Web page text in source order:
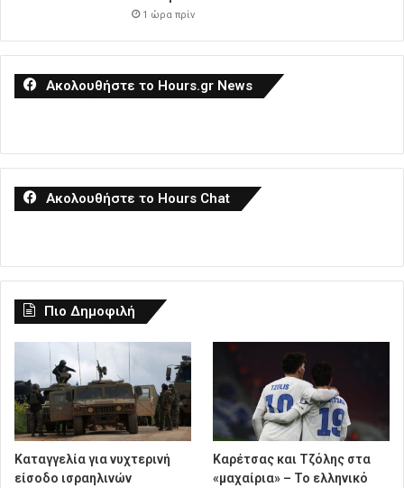
1 ώρα πρίν
Ακολουθήστε το Hours.gr News
Ακολουθήστε το Hours Chat
Πιο Δημοφιλή
Καταγγελία για νυχτερινή
είσοδο ισραηλινών
Καρέτσας και Τζόλης στα
«μαχαίρια» – Το ελληνικό